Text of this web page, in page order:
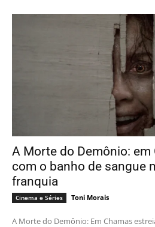
A Morte do Demônio: em
com o banho de sangue
franquia
Cinema e Séries Toni Morais
A Morte do Demônio: Em Chamas